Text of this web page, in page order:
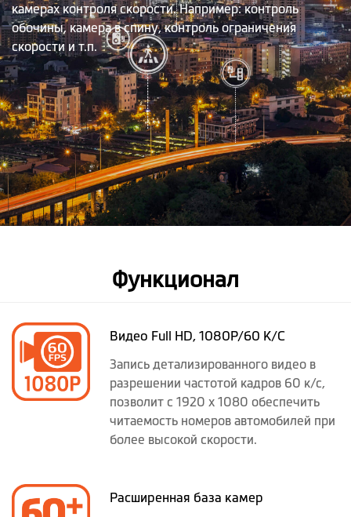
камерах контроля скорости. Например: контроль
обочины, камера в спину, контроль ограничения
скорости и т.п.
Функционал
Видео Full HD, 1080P/60 K/C
Запись детализированного видео в
разрешении частотой кадров 60 к/с,
позволит с 1920 x 1080 обеспечить
читаемость номеров автомобилей при
более высокой скорости.
Расширенная база камер